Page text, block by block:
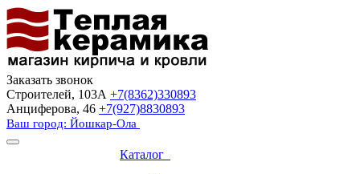
Заказать звонок
Строителей, 103А +7(8362)330893
Анциферова, 46 +7(927)8830893
Ваш город: Йошкар-Ола
Каталог